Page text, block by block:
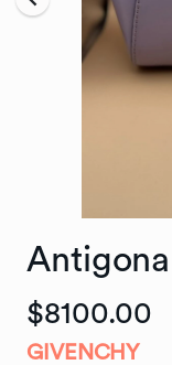
Antigona
$8100.00
GIVENCHY